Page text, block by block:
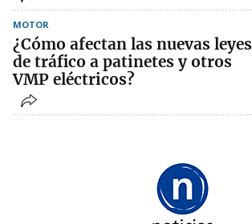
MOTOR
¿Cómo afectan las nuevas leyes
de tráfico a patinetes y otros
VMP eléctricos?